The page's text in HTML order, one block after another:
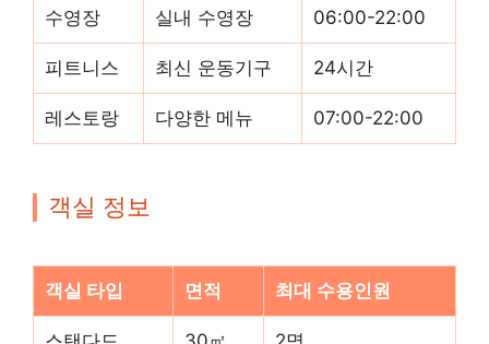
수영장 실내 수영장 06:00-22:00
피트니스 최신 운동기구 24시간
레스토랑 다양한 메뉴 07:00-22:00
객실 정보
객실 타입 면적 최대 수용인원